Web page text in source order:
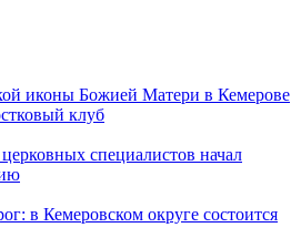
иконы Божией Матери в Кемерове
клуб
специалистов начал
в Кемеровском округе состоится